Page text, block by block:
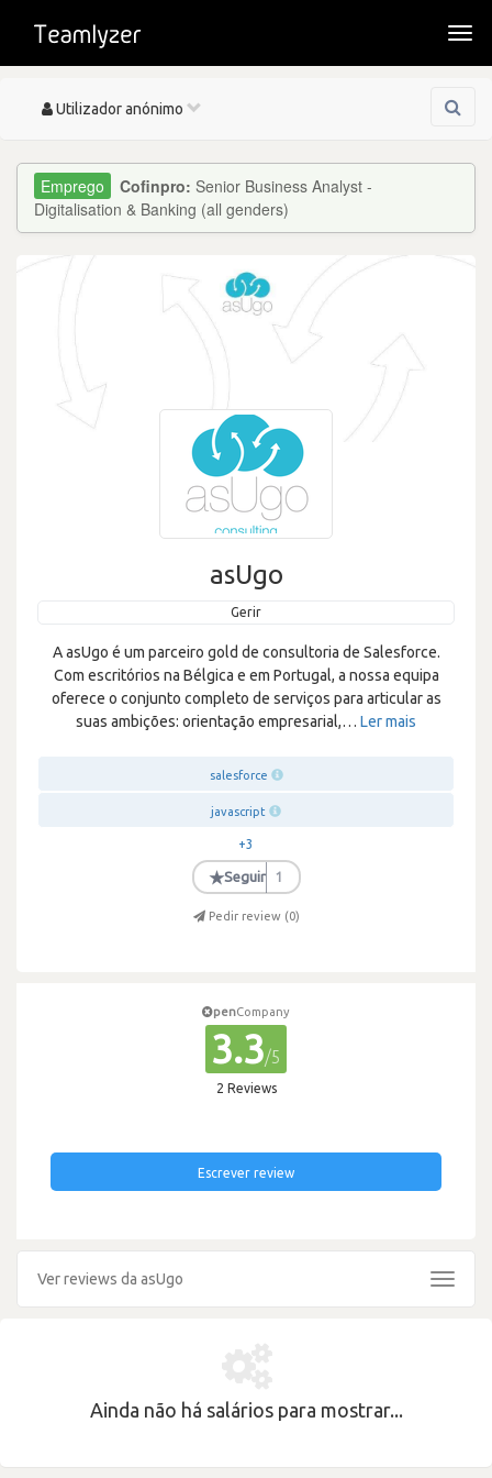
Toggle
Utilizador anónimo
Cofinpro: Senior Business Analyst -
Digitalisation & Banking (all genders)
asUgo
Gerir
A asUgo é um parceiro gold de consultoria de Salesforce.
Com escritórios na Bélgica e em Portugal, a nossa equipa
oferece o conjunto completo de serviços para articular as
suas ambições: orientação empresarial,… Ler mais
salesforce
javascript
+3
★Seguir 1
Pedir review (0)
penCompany
3.3/5
2 Reviews
Escrever review
Ver reviews da asUgo
Toggle
Ainda não há salários para mostrar...